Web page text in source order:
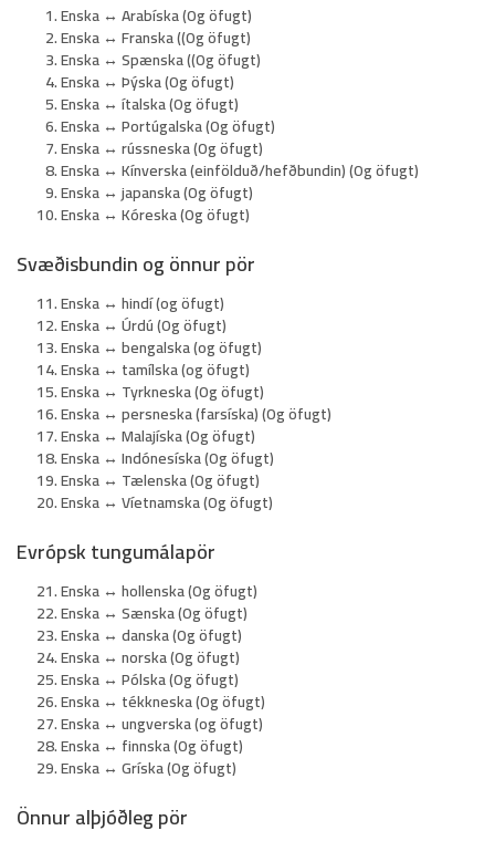
Enska ↔ Arabíska (Og öfugt)
Enska ↔ Franska ((Og öfugt)
Enska ↔ Spænska ((Og öfugt)
Enska ↔ Þýska (Og öfugt)
Enska ↔ ítalska (Og öfugt)
Enska ↔ Portúgalska (Og öfugt)
Enska ↔ rússneska (Og öfugt)
Enska ↔ Kínverska (einfölduð/hefðbundin) (Og öfugt)
Enska ↔ japanska (Og öfugt)
Enska ↔ Kóreska (Og öfugt)
Svæðisbundin og önnur pör
Enska ↔ hindí (og öfugt)
Enska ↔ Úrdú (Og öfugt)
Enska ↔ bengalska (og öfugt)
Enska ↔ tamílska (og öfugt)
Enska ↔ Tyrkneska (Og öfugt)
Enska ↔ persneska (farsíska) (Og öfugt)
Enska ↔ Malajíska (Og öfugt)
Enska ↔ Indónesíska (Og öfugt)
Enska ↔ Tælenska (Og öfugt)
Enska ↔ Víetnamska (Og öfugt)
Evrópsk tungumálapör
Enska ↔ hollenska (Og öfugt)
Enska ↔ Sænska (Og öfugt)
Enska ↔ danska (Og öfugt)
Enska ↔ norska (Og öfugt)
Enska ↔ Pólska (Og öfugt)
Enska ↔ tékkneska (Og öfugt)
Enska ↔ ungverska (og öfugt)
Enska ↔ finnska (Og öfugt)
Enska ↔ Gríska (Og öfugt)
Önnur alþjóðleg pör